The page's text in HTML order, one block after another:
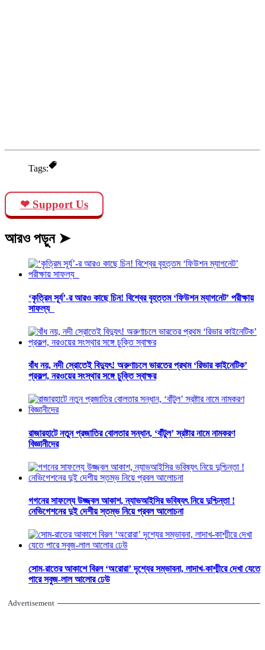
Tags:
❤ Support Us
আরও পড়ুন ➤
‘কৃত্রিম সূর্য’-র আরও কাছে চিন! বিশ্বের বৃহত্তম ‘ফিউশন ম্যাগনেট’ পরীক্ষায়
সাফল্য
বাঁধ নয়, নদী স্রোতেই বিদ্যুৎ! অরুণাচলে ভারতের প্রথম ‘রিভার কাইনেটিক’
প্রকল্প, নরওয়ের সংস্থার সঙ্গে চুক্তি স্বাক্ষর
রাজারহাটে নতুন প্রজাতির বোলতার সন্ধান, ‘বাঁটুল’ স্রষ্টার নামে নামকরণ
বিজ্ঞানীদের
গগনের সাফল্যে উজ্জ্বল আকাশ, ন্যাভআইসির ভবিষ্যৎ নিয়ে দুশ্চিন্তা !
নেভিগেশনের দুই দেশীয় স্তম্ভ নিয়ে প্রবল আলোচনা
সোম-রাতের আকাশে বিরল ‘অরোরা’ দৃশ্যের সম্ভাবনা, লাদাখ-কাশ্মীরে দেখা যেতে
পারে সবুজ-লাল আলোর ঢেউ
Advertisement